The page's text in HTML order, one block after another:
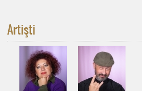
Artişti